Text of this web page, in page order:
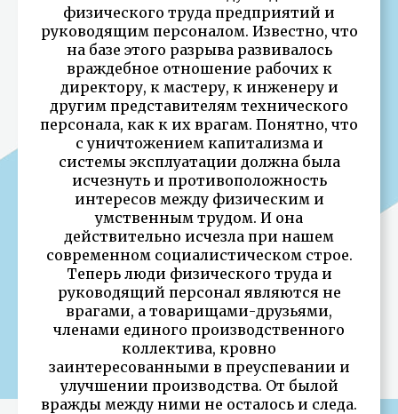
физического труда предприятий и
руководящим персоналом. Известно, что
на базе этого разрыва развивалось
враждебное отношение рабочих к
директору, к мастеру, к инженеру и
другим представителям технического
персонала, как к их врагам. Понятно, что
с уничтожением капитализма и
системы эксплуатации должна была
исчезнуть и противоположность
интересов между физическим и
умственным трудом. И она
действительно исчезла при нашем
современном социалистическом строе.
Теперь люди физического труда и
руководящий персонал являются не
врагами, а товарищами-друзьями,
членами единого производственного
коллектива, кровно
заинтересованными в преуспевании и
улучшении производства. От былой
вражды между ними не осталось и следа.